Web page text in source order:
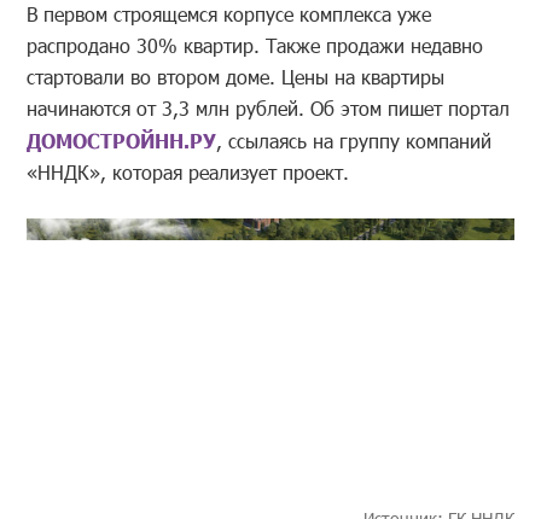
В первом строящемся корпусе комплекса уже
распродано 30% квартир. Также продажи недавно
стартовали во втором доме. Цены на квартиры
начинаются от 3,3 млн рублей. Об этом пишет портал
ДОМОСТРОЙНН.РУ, ссылаясь на группу компаний
«ННДК», которая реализует проект.